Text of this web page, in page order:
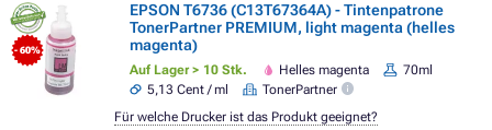
- 60%
EPSON T6736 (C13T67364A) - Tintenpatrone
TonerPartner PREMIUM, light magenta (helles
magenta)
Auf Lager > 10 Stk. Helles magenta
70ml
5,13 Cent / ml
TonerPartner
Für welche Drucker ist das Produkt geeignet?